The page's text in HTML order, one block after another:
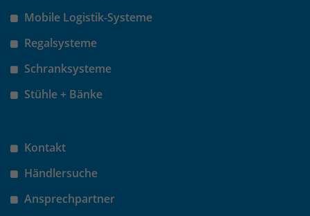
Mobile Logistik-Systeme
Regalsysteme
Schranksysteme
Stühle + Bänke
Kontakt
Händlersuche
Ansprechpartner